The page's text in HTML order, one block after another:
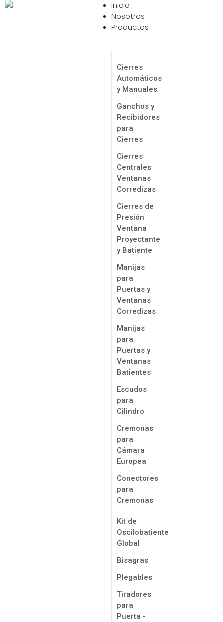
Inicio
Nosotros
Productos
Cierres
Automáticos
y Manuales
Ganchos y
Recibidores
para
Cierres
Cierres
Centrales
Ventanas
Corredizas
Cierres de
Presión
Ventana
Proyectante
y Batiente
Manijas
para
Puertas y
Ventanas
Corredizas
Manijas
para
Puertas y
Ventanas
Batientes
Escudos
para
Cilindro
Cremonas
para
Cámara
Europea
Conectores
para
Cremonas
Kit de
Oscilobatiente
Global
Bisagras
Plegables
Tiradores
para
Puerta -
Contáctanos Ahora